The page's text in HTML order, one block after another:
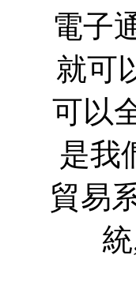
電子
就可
可以
是我
貿易